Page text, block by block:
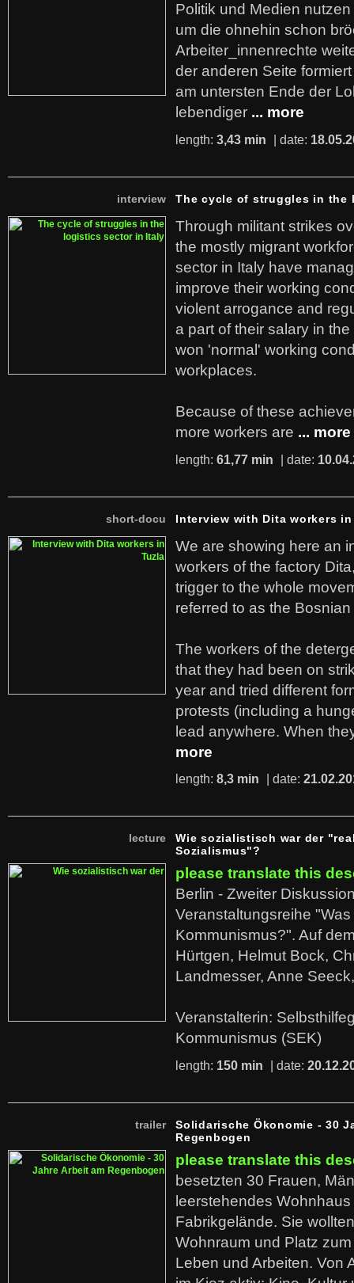
Politik und Medien
um die ohnehin schon
Arbeiter_innenrechte
der anderen Seite
am untersten Ende der
lebendiger ... more
length: 3,43 min | date:
interview The cycle of struggles in
Through militant strikes
the mostly migrant
sector in Italy have
improve their working
violent arrogance and
a part of their salary in
won 'normal' working
workplaces.
Because of these
more workers are ... more
length: 61,77 min | date:
short-docu Interview with Dita workers in
We are showing here an
workers of the factory
trigger to the whole
referred to as the
The workers of the
that they had been on
year and tried different
protests (including a
lead anywhere. When
more
length: 8,3 min | date:
lecture
Wie sozialistisch war der
Sozialismus"?
please translate this
Berlin - Zweiter
Veranstaltungsreihe "Was
Kommunismus?". Auf
Hürtgen, Helmut Bock,
Landmesser, Anne
Veranstalterin:
Kommunismus (SEK)
length: 150 min | date:
trailer
Solidarische Ökonomie - 30
Regenbogen
please translate this
besetzten 30 Frauen,
leerstehendes
Fabrikgelände. Sie
Wohnraum und Platz
Leben und Arbeiten. Von